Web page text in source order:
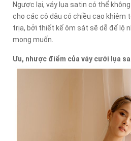
Ngược lại, váy lụa satin có thể
cho các cô dâu có chiều cao khiêm
trịa, bởi thiết kế ôm sát sẽ dễ để lộ
mong muốn.
Ưu, nhược điểm của váy cưới lụa